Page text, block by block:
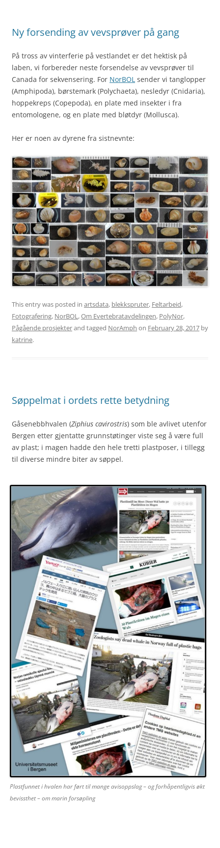
Ny forsending av vevsprøver på gang
På tross av vinterferie på vestlandet er det hektisk på
laben, vi forbereder neste forsendelse av vevsprøver til
Canada for sekvensering. For NorBOL sender vi tanglopper
(Amphipoda), børstemark (Polychaeta), nesledyr (Cnidaria),
hoppekreps (Copepoda), en plate med insekter i fra
entomologene, og en plate med bløtdyr (Mollusca).
Her er noen av dyrene fra sistnevnte:
This entry was posted in artsdata, blekkspruter, Feltarbeid,
Fotografering, NorBOL,Om Evertebratavdelingen, PolyNor,
Pågående prosjekterand tagged NorAmph on February 28, 2017 by
katrine.
Søppelmat i ordets rette betydning
Gåsenebbhvalen (Ziphius cavirostris) som ble avlivet utenfor
Bergen etter gjentatte grunnstøtinger viste seg å være full
av plast; i magen hadde den hele tretti plastposer, i tillegg
til diverse mindre biter av søppel.
Plastfunnet i hvalen har ført til mange avisoppslag – og forhåpentligvis økt
bevissthet – om marin forsøpling